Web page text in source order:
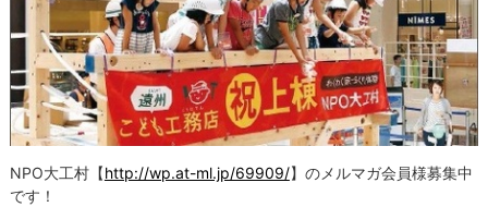
NPO大工村【http://wp.at-ml.jp/69909/】のメルマガ会員様募集中
です！